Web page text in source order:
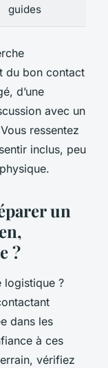
guides
du bon contact
d’une
avec un
ressentez
inclus, peu
un
?
logistique ?
dans les
à ces
vérifiez